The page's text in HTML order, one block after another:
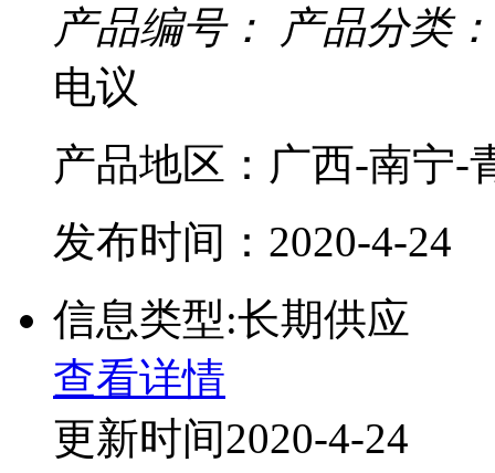
产品编号：
产品分类
电议
产品地区：广西-南宁-
发布时间：2020-4-24
信息类型:长期供应
查看详情
更新时间2020-4-24